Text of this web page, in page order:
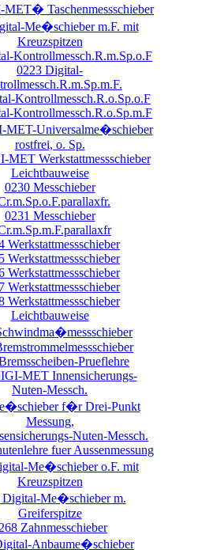
Taschenmessschieber
Me�schieber m.F. mit
Kreuzspitzen
Kontrollmessch.R.m.Sp.o.F
0223 Digital-
Kontrollmessch.R.o.Sp.o.F
Kontrollmessch.R.o.Sp.m.F
MET-Universalme�schieber
rostfrei, o. Sp.
MET Werkstattmessschieber
Leichtbauweise
0230 Messchieber
0231 Messchieber
Werkstattmessschieber
Werkstattmessschieber
Werkstattmessschieber
Werkstattmessschieber
Werkstattmessschieber
Leichtbauweise
Prueflehre
MET Innensicherungs-
Nuten-Messch.
f�r Drei-Punkt
Messung,
Nuten-Messch.
fuer Aussenmessung
Me�schieber o.F. mit
Kreuzspitzen
Digital-Me�schieber m.
Greiferspitze
Zahnmesschieber
Anbaume�schieber